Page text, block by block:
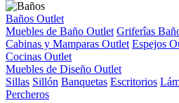
Baños Outlet
Muebles de Baño Outlet Griferîas
Cabinas y Mamparas Outlet Espejos
Cocinas Outlet
Muebles de Diseño Outlet
Sillas Sillón Banquetas Escritorios
Percheros